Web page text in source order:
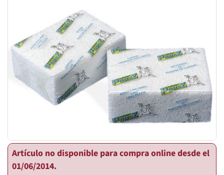
Artículo no disponible para compra online desde el
01/06/2014.